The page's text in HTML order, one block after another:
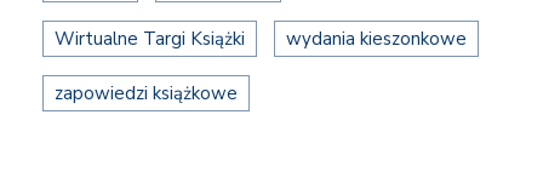
Wirtualne Targi Książki wydania kieszonkowe
zapowiedzi książkowe